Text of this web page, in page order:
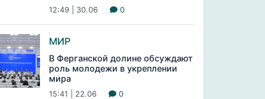
12:49 | 30.06 0
МИР
В Ферганской долине обсуждают
роль молодежи в укреплении
мира
15:41 | 22.06 0